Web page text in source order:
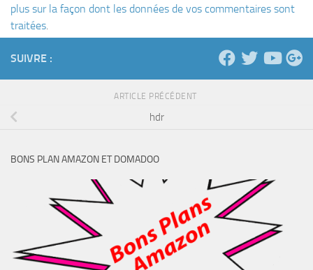
plus sur la façon dont les données de vos commentaires sont
traitées.
SUIVRE :
ARTICLE PRÉCÉDENT
hdr
BONS PLAN AMAZON ET DOMADOO